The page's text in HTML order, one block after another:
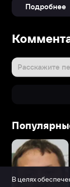
Подробнее
Расскажите
В целях